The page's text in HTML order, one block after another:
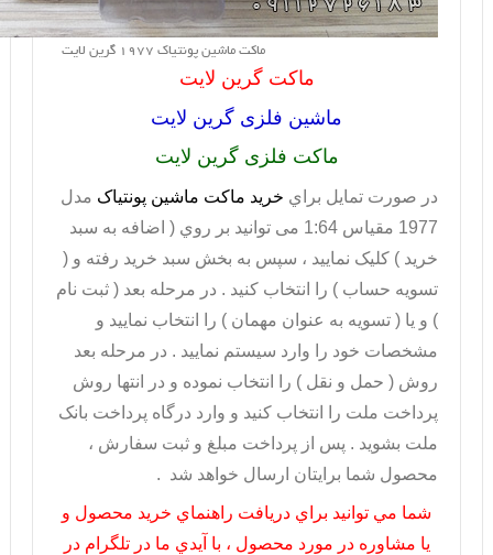
ماکت ماشین پونتیاک 1977 گرین لایت
ماکت گرین لایت
ماشین فلزی گرین لایت
ماکت فلزی گرین لایت
در صورت تمايل براي خريد ماکت ماشین پونتیاک مدل
1977 مقیاس 1:64 می توانيد بر روي ( اضافه به سبد
خريد ) کليک نماييد ، سپس به بخش سبد خريد رفته و (
تسويه حساب ) را انتخاب کنيد . در مرحله بعد ( ثبت نام
) و يا ( تسويه به عنوان مهمان ) را انتخاب نماييد و
مشخصات خود را وارد سيستم نماييد . در مرحله بعد
روش ( حمل و نقل ) را انتخاب نموده و در انتها روش
پرداخت ملت را انتخاب کنيد و وارد درگاه پرداخت بانک
ملت بشويد . پس از پرداخت مبلغ و ثبت سفارش ،
محصول شما برايتان ارسال خواهد شد .
شما مي توانيد براي دريافت راهنماي خريد محصول و
يا مشاوره در مورد محصول ، با آيدي ما در تلگرام در